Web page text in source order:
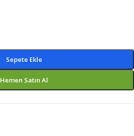
Sepete Ekle
Hemen Satın Al